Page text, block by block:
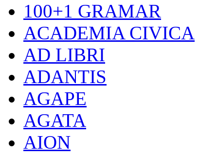
100+1 GRAMAR
ACADEMIA CIVICA
AD LIBRI
ADANTIS
AGAPE
AGATA
AION